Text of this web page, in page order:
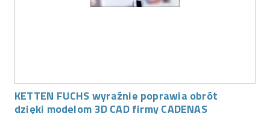
KETTEN FUCHS wyraźnie poprawia obrót
dzięki modelom 3D CAD firmy CADENAS